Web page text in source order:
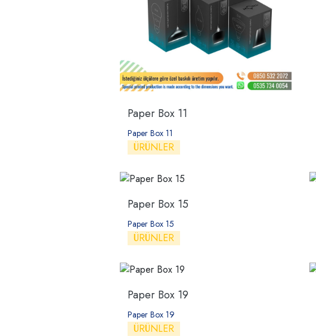
Paper Box 11
Paper Box 11
ÜRÜNLER
Paper Box 15
Paper Box 15
ÜRÜNLER
Paper Box 19
Paper Box 19
ÜRÜNLER